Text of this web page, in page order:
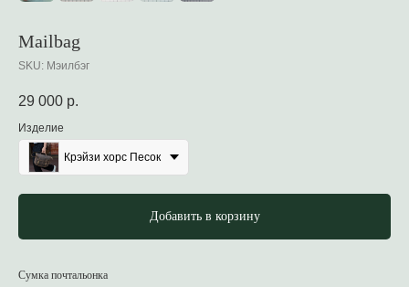
Mailbag
SKU: Мэилбэг
29 000 р.
Изделие
Крэйзи хорс Песок
Добавить в корзину
Сумка почтальонка